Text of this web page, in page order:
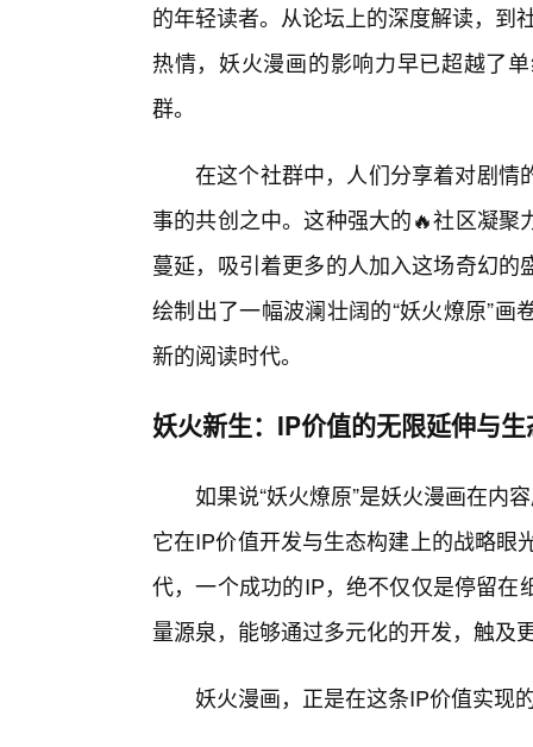
的年轻读者。从论坛上的深度解读，到
热情，妖火漫画的影响力早已超越了
群。
在这个社群中，人们分享着对剧情
事的共创之中。这种强大的🔥社区凝
蔓延，吸引着更多的人加入这场奇幻
绘制出了一幅波澜壮阔的“妖火燎原”
新的阅读时代。
妖火新生：IP价值的无限延伸与
如果说“妖火燎原”是妖火漫画在内
它在IP价值开发与生态构建上的战略
代，一个成功的IP，绝不仅仅是停留
量源泉，能够通过多元化的开发，触及
妖火漫画，正是在这条IP价值实现